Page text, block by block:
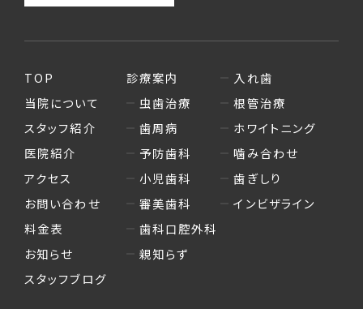
TOP
当院について
スタッフ紹介
医院紹介
アクセス
お問い合わせ
料金表
お知らせ
スタッフブログ
診療案内
虫歯治療
歯周病
予防歯科
小児歯科
審美歯科
歯科口腔外科
親知らず
入れ歯
根管治療
ホワイトニング
噛み合わせ
歯ぎしり
インビザライン